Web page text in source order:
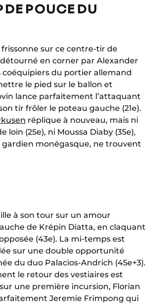
DE POUCE DU
frissonne sur ce centre-tir de
détourné en corner par Alexander
coéquipiers du portier allemand
le pied sur le ballon et
lance parfaitement l’attaquant
tir frôler le poteau gauche (21e).
réplique à nouveau, mais ni
loin (25e), ni Moussa Diaby (35e),
gardien monégasque, ne trouvent
à son tour sur un amour
de Krépin Diatta, en claquant
(43e). La mi-temps est
sur une double opportunité
du duo Palacios-Andrich (45e+3).
le retour des vestiaires est
une première incursion, Florian
Jeremie Frimpong qui